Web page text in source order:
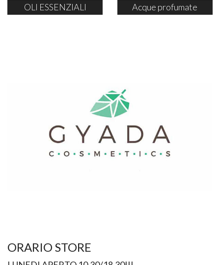
OLI ESSENZIALI Acque profumate
ORARIO STORE